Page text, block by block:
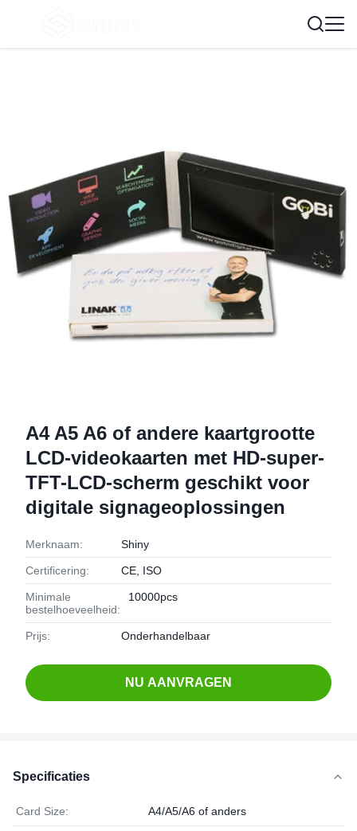
A4 A5 A6 of andere kaartgrootte
LCD-videokaarten met HD-super-
TFT-LCD-scherm geschikt voor
digitale signageoplossingen
Merknaam: Shiny
Certificering: CE, ISO
Minimale
bestelhoeveelheid:
10000pcs
Prijs: Onderhandelbaar
NU AANVRAGEN
Specificaties
Card Size: A4/A5/A6 of anders